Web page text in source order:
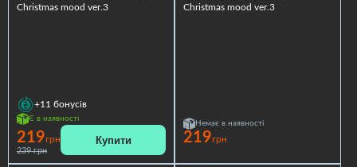
Christmas mood ver.3
+11 бонусів
Є в наявності
219грн
239 грн
Купити
Christmas mood ver.3
Немає в наявності
219грн